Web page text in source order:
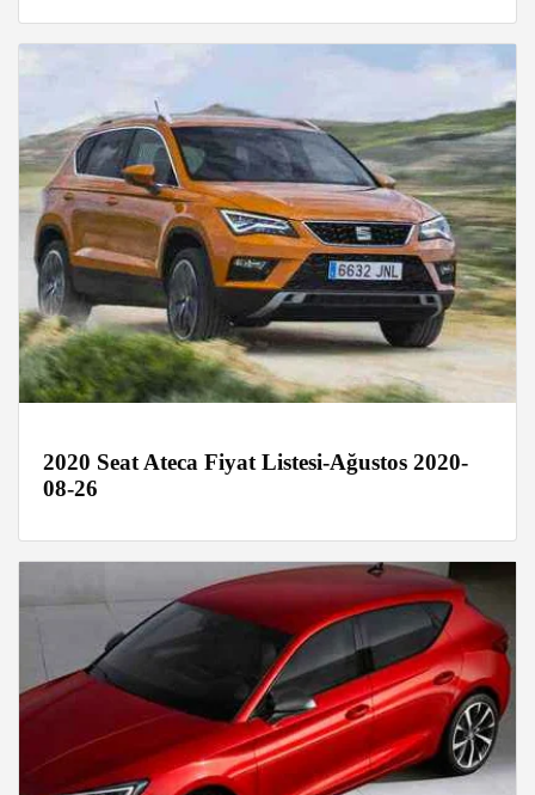
2020 Seat Ateca Fiyat Listesi-Ağustos 2020-
08-26